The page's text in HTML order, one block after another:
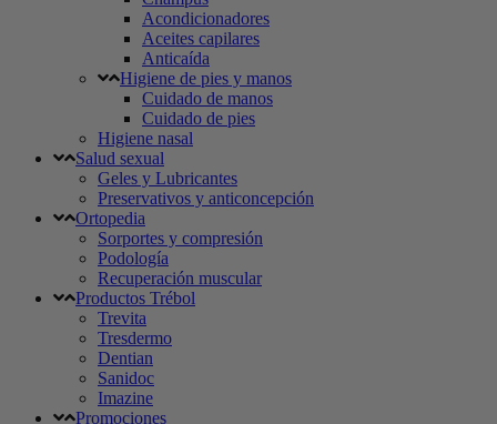
Acondicionadores
Aceites capilares
Anticaída
Higiene de pies y manos
Cuidado de manos
Cuidado de pies
Higiene nasal
Salud sexual
Geles y Lubricantes
Preservativos y anticoncepción
Ortopedia
Sorportes y compresión
Podología
Recuperación muscular
Productos Trébol
Trevita
Tresdermo
Dentian
Sanidoc
Imazine
Promociones